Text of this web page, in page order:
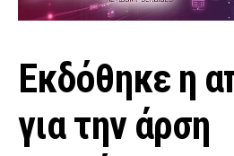
Εκδόθηκε η
για την άρση